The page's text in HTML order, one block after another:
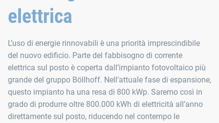
elettrica
L’uso di energie rinnovabili è una priorità imprescindibile
del nuovo edificio. Parte del fabbisogno di corrente
elettrica sul posto è coperta dall’impianto fotovoltaico più
grande del gruppo Böllhoff. Nell’attuale fase di espansione,
questo impianto ha una resa di 800 kWp. Saremo così in
grado di produrre oltre 800.000 kWh di elettricità all’anno
direttamente sul posto, riducendo nel contempo le